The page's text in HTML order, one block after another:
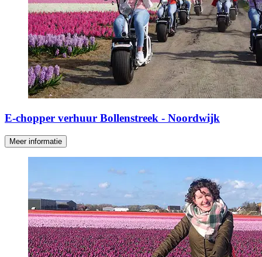
E-chopper verhuur Bollenstreek - Noordwijk
Meer informatie